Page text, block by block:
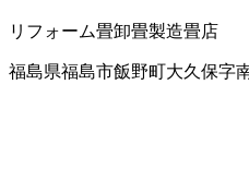
リフォーム畳卸畳製造畳店
福島県福島市飯野町大久保字